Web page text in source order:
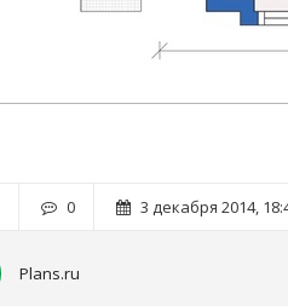
0 3 декабря 2014,
Plans.ru